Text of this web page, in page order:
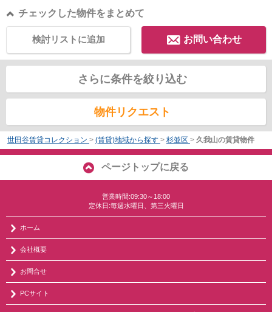
チェックした物件をまとめて
お問い合わせ
検討リストに追加
さらに条件を絞り込む
物件リクエスト
世田谷賃貸コレクション > (賃貸)地域から探す > 杉並区 > 久我山の賃貸物件
ページトップに戻る
営業時間:09:30～18:00
定休日:毎週水曜日、第三火曜日
ホーム
会社概要
お問合せ
PCサイト